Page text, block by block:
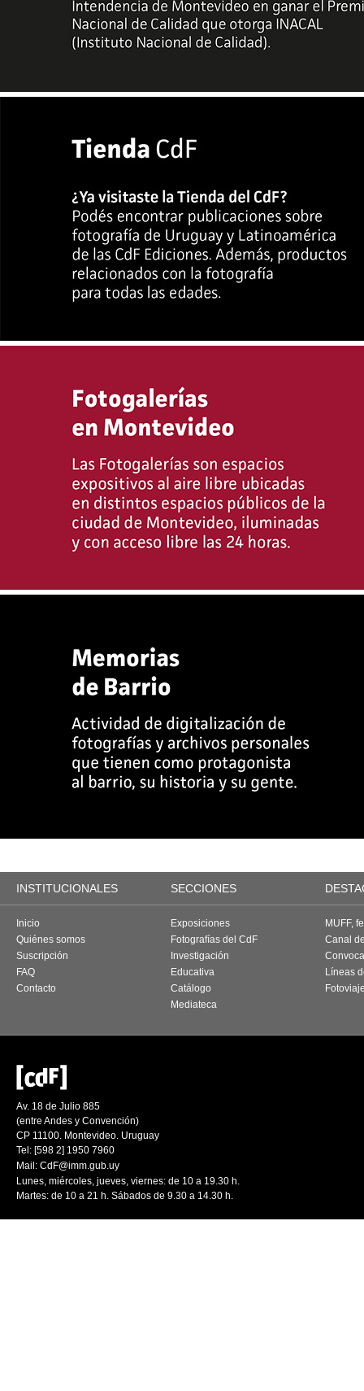
INSTITUCIONALES SECCIONES
Inicio
Quiénes somos
Suscripción
FAQ
Contacto
Exposiciones
Fotografías del CdF
Investigación
Educativa
Catálogo
Mediateca
MUFF,
Canal
Líneas
Av. 18 de Julio 885
(entre Andes y Convención)
CP 11100. Montevideo. Uruguay
Tel: [598 2] 1950 7960
Mail: CdF@imm.gub.uy
Lunes, miércoles, jueves, viernes: de 10 a 19.30 h.
Martes: de 10 a 21 h. Sábados de 9.30 a 14.30 h.